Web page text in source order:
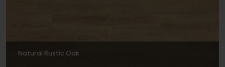
Natural Rustic Oak